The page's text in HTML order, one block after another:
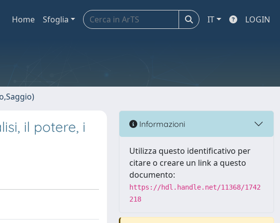
Home Sfoglia IT LOGIN
il potere, i
Informazioni
Utilizza questo identificativo per
citare o creare un link a questo
documento:
https://hdl.handle.net/11368/1742
218